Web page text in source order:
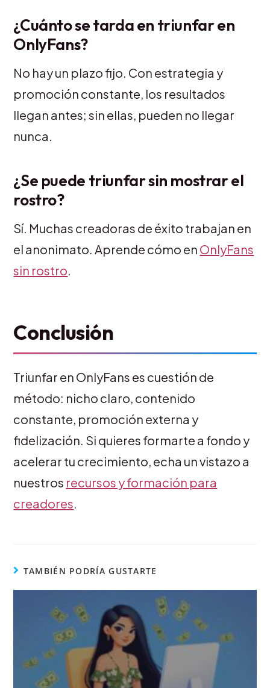
¿Cuánto se tarda en triunfar en
OnlyFans?
No hay un plazo fijo. Con estrategia y
promoción constante, los resultados
llegan antes; sin ellas, pueden no llegar
nunca.
¿Se puede triunfar sin mostrar el
rostro?
Sí. Muchas creadoras de éxito trabajan en
el anonimato. Aprende cómo en OnlyFans
sin rostro.
Conclusión
Triunfar en OnlyFans es cuestión de
método: nicho claro, contenido
constante, promoción externa y
fidelización. Si quieres formarte a fondo y
acelerar tu crecimiento, echa un vistazo a
nuestros recursos y formación para
creadores.
TAMBIÉN PODRÍA GUSTARTE